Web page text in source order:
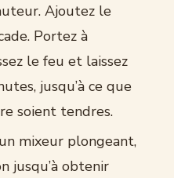
Ajoutez le
Portez à
le feu et laissez
jusqu’à ce que
soient tendres.
mixeur plongeant,
jusqu’à obtenir